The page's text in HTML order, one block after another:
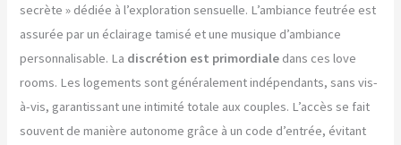
secrète » dédiée à l’exploration sensuelle. L’ambiance feutrée est
assurée par un éclairage tamisé et une musique d’ambiance
personnalisable. La discrétion est primordiale dans ces love
rooms. Les logements sont généralement indépendants, sans vis-
à-vis, garantissant une intimité totale aux couples. L’accès se fait
souvent de manière autonome grâce à un code d’entrée, évitant